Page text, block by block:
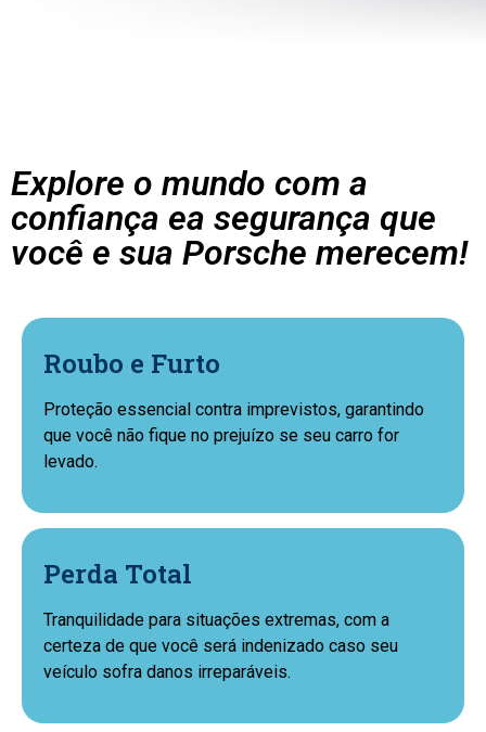
Explore o mundo com a
confiança ea segurança que
você e sua Porsche merecem!
Roubo e Furto
Proteção essencial contra imprevistos, garantindo
que você não fique no prejuízo se seu carro for
levado.
Perda Total
Tranquilidade para situações extremas, com a
certeza de que você será indenizado caso seu
veículo sofra danos irreparáveis.